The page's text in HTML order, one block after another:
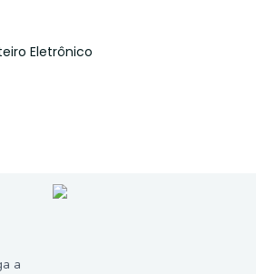
Eletrônico
a